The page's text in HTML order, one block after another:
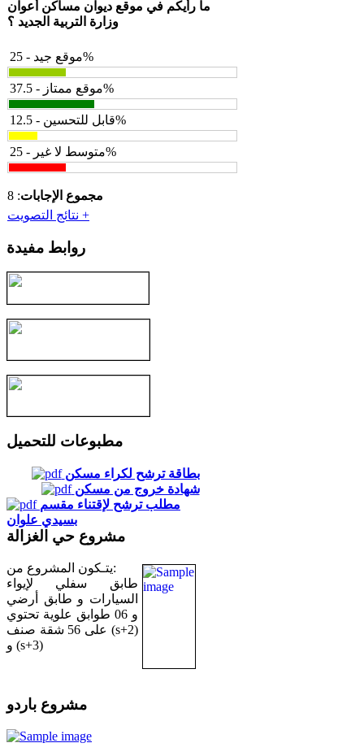
ما رأيكم في موقع ديوان مساكن أعوان
وزارة التربية الجديد ؟
موقع جيد - 25%
موقع ممتاز - 37.5%
قابل للتحسين - 12.5%
متوسط لا غير - 25%
مجموع الإجابات: 8
نتائج التصويت +
روابط مفيدة
مطبوعات للتحميل
بطاقة ترشح لكراء مسكن
شهادة خروج من مسكن
مطلب ترشح لإقتناء مقسم
بسيدي علوان
مشروع حي الغزالة
يتـكون المشروع من:
طابق سفلي لإيواء
السيارات و طابق أرضي
و 06 طوابق علوية تحتوي
على 56 شقة صنف (s+2)
و (s+3)
مشروع باردو